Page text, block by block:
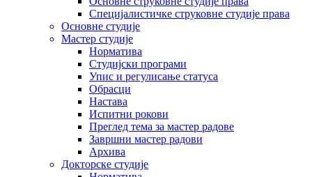
Специјалистичке струковне студије права
Основне студије
Мастер студије
Норматива
Студијски програми
Упис и регулисање статуса
Обрасци
Настава
Испитни рокови
Преглед тема за мастер радове
Завршни мастер радови
Архива
Докторске студије